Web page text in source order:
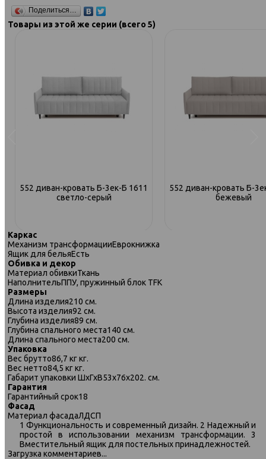
Поделиться…
Товары из этой же серии (всего 5)
552 диван-кровать Б-3ек-Б 1611
светло-серый
552 диван-кровать Б-
бежевый
552 диван-кровать Б-3ек-Б 1614
синий
Каркас
Механизм трансформацииЕврокнижка
Ящик для бельяЕсть
Обивка и декор
Материал обивкиТкань
НаполнительППУ, пружинный блок TFK
Размеры
Длина изделия210 см.
Высота изделия92 см.
Глубина изделия89 см.
Глубина спального места140 см.
Длина спального места200 см.
Упаковка
Вес брутто86,7 кг кг.
Вес нетто84,5 кг кг.
Габарит упаковки ШхГхВ53х76х202. см.
Гарантия
Гарантийный срок18
Фасад
Материал фасадаЛДСП
1 Функциональность и современный дизайн. 2 Надежный и
простой в использовании механизм трансформации. 3
Вместительный ящик для постельных принадлежностей.
Загрузка комментариев...